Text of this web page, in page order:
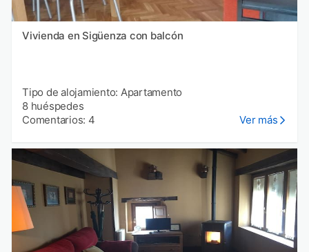
Vivienda en Sigüenza con balcón
Tipo de alojamiento: Apartamento
8 huéspedes
Comentarios: 4
Ver más